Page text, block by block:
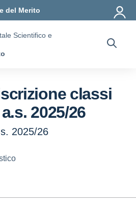
del Merito
Scientifico e
classi
2025/26
2025/26